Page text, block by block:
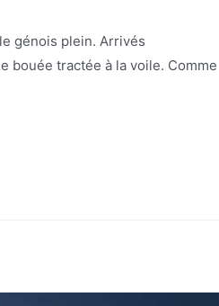
génois plein. Arrivés
bouée tractée à la voile. Comme